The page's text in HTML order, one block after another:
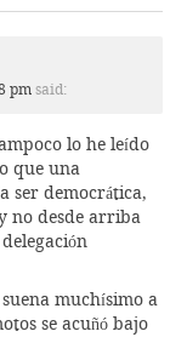
pm said:
lo he leído
que una
ser democrática,
no desde arriba
muchísimo a
se acuñó bajo